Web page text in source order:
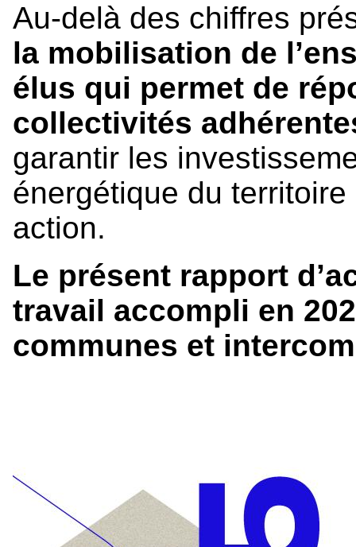
Au-delà des chiffres
la mobilisation de
élus qui permet de
collectivités
garantir les
énergétique du
action.
Le présent rapport
travail accompli en
communes et